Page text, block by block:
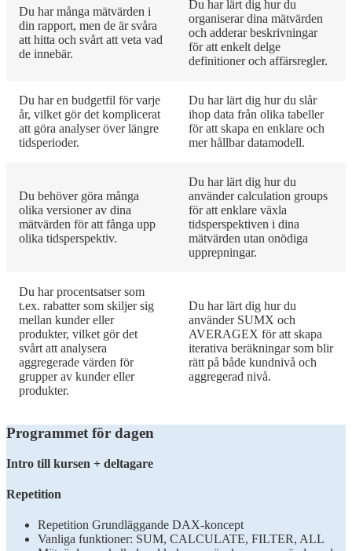
Du har många mätvärden i
din rapport, men de är svåra
att hitta och svårt att veta vad
de innebär.
Du har lärt dig hur du
organiserar dina mätvärden
och adderar beskrivningar
för att enkelt delge
definitioner och affärsregler​.
Du har en budgetfil för varje
år, vilket gör det komplicerat
att göra analyser över längre
tidsperioder​.
Du har lärt dig hur du slår
ihop data från olika tabeller
för att skapa en enklare och
mer hållbar datamodell​.
Du behöver göra många
olika versioner av dina
mätvärden för att fånga upp
olika tidsperspektiv​.
Du har lärt dig hur du
använder calculation groups
för att enklare växla
tidsperspektiven i dina
mätvärden utan onödiga
upprepningar.​
Du har procentsatser som
t.ex. rabatter som skiljer sig
mellan kunder eller
produkter, vilket gör det
svårt att analysera
aggregerade värden för
grupper av kunder eller
produkter​.
Du har lärt dig hur du
använder SUMX och
AVERAGEX för att skapa
iterativa beräkningar som blir
rätt på både kundnivå och
aggregerad nivå.
Programmet för dagen
Intro till kursen + deltagare
Repetition​
Repetition Grundläggande DAX-koncept​
Vanliga funktioner: SUM, CALCULATE, FILTER, ALL​